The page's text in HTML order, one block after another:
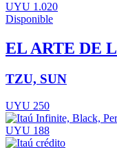
UYU 1.020
Disponible
EL ARTE DE
TZU, SUN
UYU 250
UYU 188